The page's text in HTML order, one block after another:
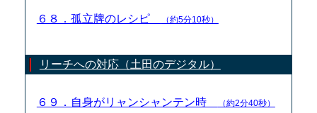
６８．孤立牌のレシピ （約5分10秒）
リーチへの対応（土田のデジタル）
６９．自身がリャンシャンテン時 （約2分40秒）